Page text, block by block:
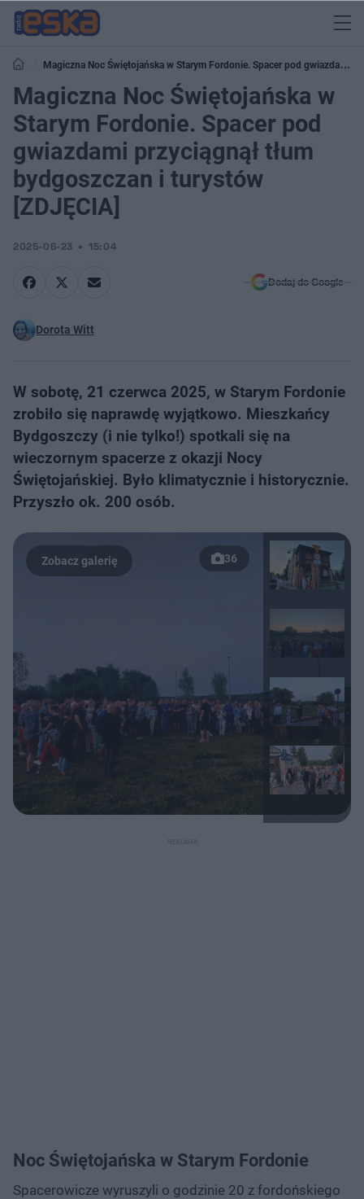
Magiczna Noc Świętojańska w Starym Fordonie. Spacer pod gwiazdami
przyciągnął tłum bydgoszczan i turystów [ZDJĘCIA]
Magiczna Noc Świętojańska w
Starym Fordonie. Spacer pod
gwiazdami przyciągnął tłum
bydgoszczan i turystów
[ZDJĘCIA]
2025-06-23 15:04
Dodaj do Google
Dorota Witt
W sobotę, 21 czerwca 2025, w Starym Fordonie
zrobiło się naprawdę wyjątkowo. Mieszkańcy
Bydgoszczy (i nie tylko!) spotkali się na
wieczornym spacerze z okazji Nocy
Świętojańskiej. Było klimatycznie i historycznie.
Przyszło ok. 200 osób.
36
Noc Świętojańska w Starym Fordonie
Spacerowicze wyruszyli o godzinie 20 z fordońskiego